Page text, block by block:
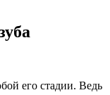
его стадии. Ведь